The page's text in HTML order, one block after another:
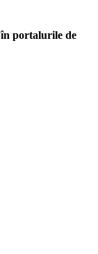
portalurile de